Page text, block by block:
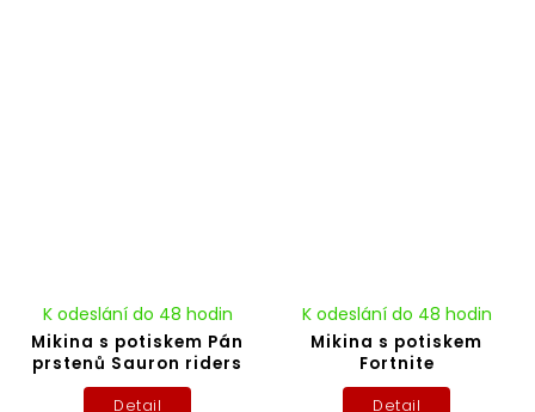
Mikina s potiskem Pán
prstenů Sauron riders
K odeslání do 48 hodin
Detail
Mikina s potiskem
Fortnite
K odeslání do 48 hodin
Detail